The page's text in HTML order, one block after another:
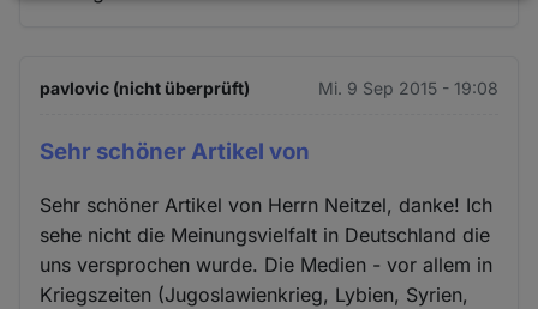
pavlovic (nicht überprüft) Mi. 9 Sep 2015 - 19:08
Sehr schöner Artikel von
Sehr schöner Artikel von Herrn Neitzel, danke! Ich
sehe nicht die Meinungsvielfalt in Deutschland die
uns versprochen wurde. Die Medien - vor allem in
Kriegszeiten (Jugoslawienkrieg, Lybien, Syrien,